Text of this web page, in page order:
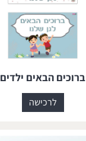
ברוכים הבאים ילדים
לרכישה